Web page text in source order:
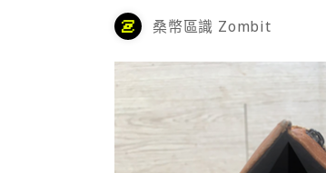
桑幣區識 Zombit